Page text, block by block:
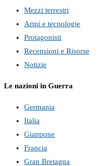
Mezzi terrestri
Armi e tecnologie
Protagonisti
Recensioni e Risorse
Notizie
Le nazioni in Guerra
Germania
Italia
Giappone
Francia
Gran Bretagna